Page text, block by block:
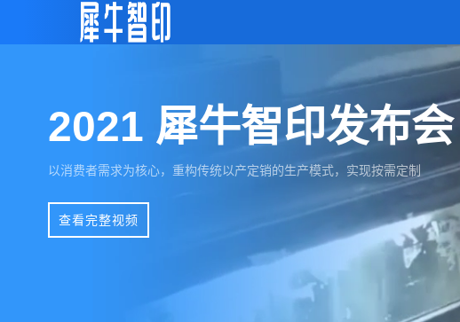
2021 犀牛智印发布会
以消费者需求为核心，重构传统以产定销的生产模式，实现按需定制
查看完整视频